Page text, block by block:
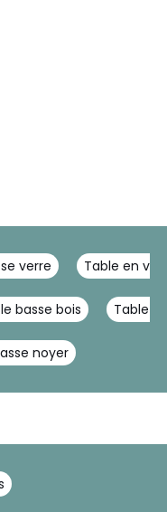
verre Table en
basse bois Table
noyer